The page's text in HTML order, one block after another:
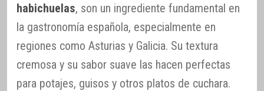
habichuelas, son un ingrediente fundamental en
la gastronomía española, especialmente en
regiones como Asturias y Galicia. Su textura
cremosa y su sabor suave las hacen perfectas
para potajes, guisos y otros platos de cuchara.